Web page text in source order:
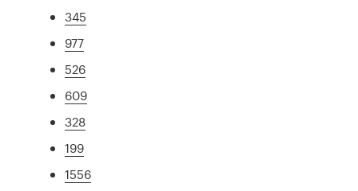
345
977
526
609
328
199
1556